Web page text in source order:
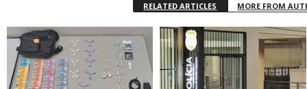
RELATED ARTICLES MORE FROM